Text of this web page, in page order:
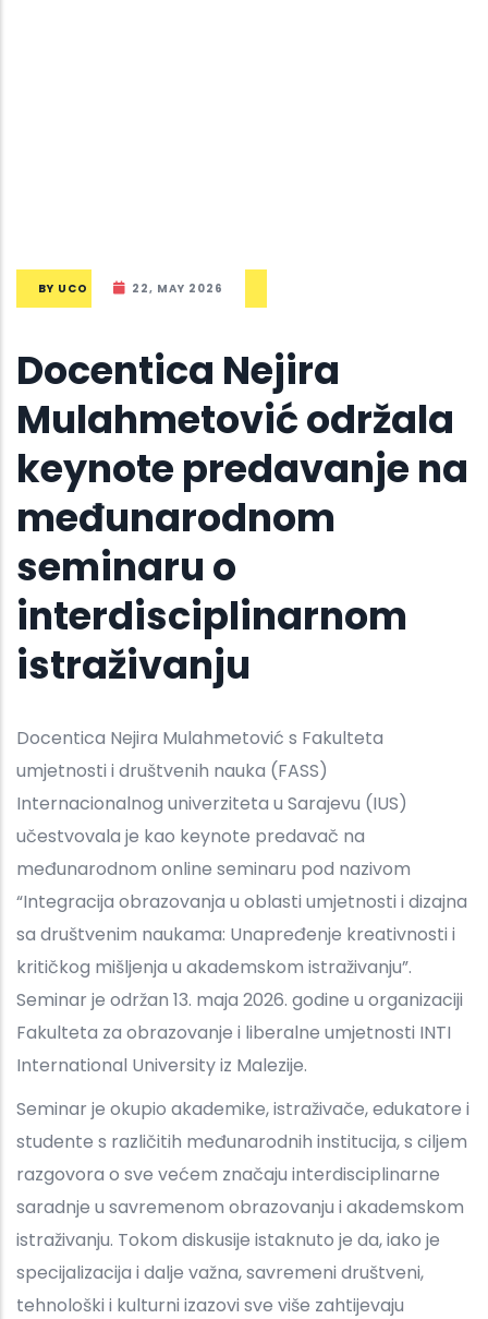
BY UCO 22, MAY 2026
Docentica Nejira
Mulahmetović održala
keynote predavanje na
međunarodnom
seminaru o
interdisciplinarnom
istraživanju
Docentica Nejira Mulahmetović s Fakulteta
umjetnosti i društvenih nauka (FASS)
Internacionalnog univerziteta u Sarajevu (IUS)
učestvovala je kao keynote predavač na
međunarodnom online seminaru pod nazivom
“Integracija obrazovanja u oblasti umjetnosti i dizajna
sa društvenim naukama: Unapređenje kreativnosti i
kritičkog mišljenja u akademskom istraživanju”.
Seminar je održan 13. maja 2026. godine u organizaciji
Fakulteta za obrazovanje i liberalne umjetnosti INTI
International University iz Malezije.
Seminar je okupio akademike, istraživače, edukatore i
studente s različitih međunarodnih institucija, s ciljem
razgovora o sve većem značaju interdisciplinarne
saradnje u savremenom obrazovanju i akademskom
istraživanju. Tokom diskusije istaknuto je da, iako je
specijalizacija i dalje važna, savremeni društveni,
tehnološki i kulturni izazovi sve više zahtijevaju